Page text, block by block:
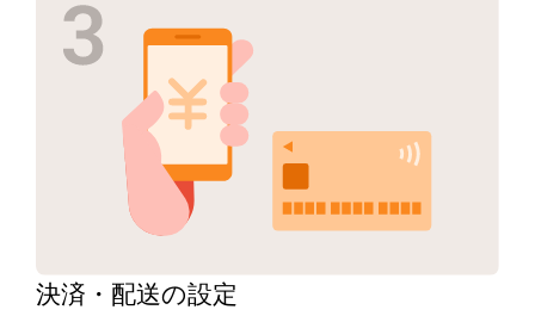
決済・ 配送の設定